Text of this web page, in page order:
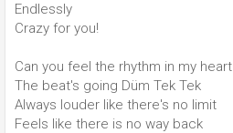
Endlessly
Crazy for you!
Can you feel the rhythm in my heart
The beat's going Düm Tek Tek
Always louder like there's no limit
Feels like there is no way back